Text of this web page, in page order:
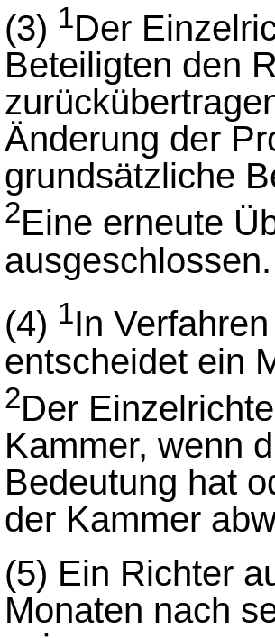
(3) 1Der
Beteiligten den
Änderung der
grundsätzliche
2Eine erneute
ausgeschlossen.
(4) 1In
entscheidet ein
2Der
Kammer, wenn
Bedeutung hat
der Kammer
(5) Ein Richter
Monaten nach